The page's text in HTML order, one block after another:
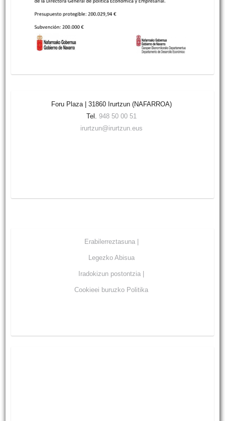
Foru Plaza | 31860 Irurtzun (NAFARROA)
Tel. 948 50 00 51
irurtzun@irurtzun.eus
Erabilerreztasuna |
Legezko Abisua
Iradokizun postontzia |
Cookieei buruzko Politika